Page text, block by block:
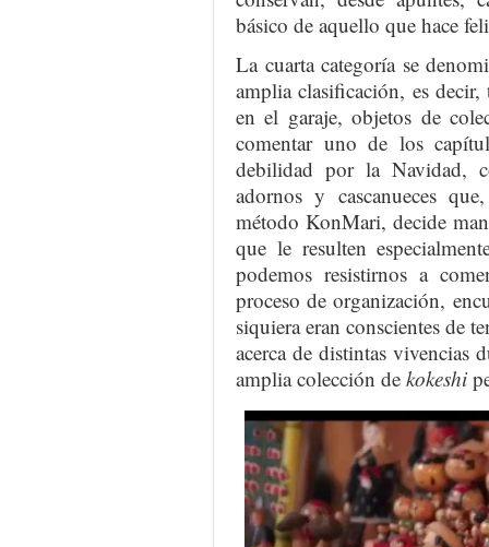
básico de aquello que hace
La cuarta categoría se
amplia clasificación, es
en el garaje, objetos de
comentar uno de los
debilidad por la Navidad,
adornos y cascanueces
método KonMari, decide
que le resulten
podemos resistirnos a
proceso de organización,
siquiera eran conscientes de
acerca de distintas vivencias
amplia colección de kokeshi